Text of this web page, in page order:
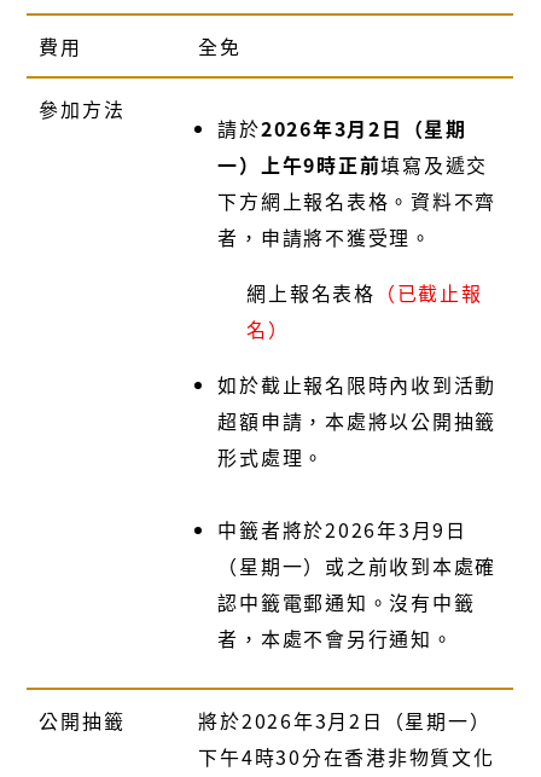
費用 全免
參加方法
請於2026年3月2日（星期
一）上午9時正前填寫及遞交
下方網上報名表格。資料不齊
者，申請將不獲受理。
網上報名表格 （已截止報
名）
如於截止報名限時內收到活動
超額申請，本處將以公開抽籤
形式處理。
中籤者將於2026年3月9日
（星期一）或之前收到本處確
認中籤電郵通知。沒有中籤
者，本處不會另行通知。
公開抽籤
將於2026年3月2日（星期一）
下午4時30分在香港非物質文化